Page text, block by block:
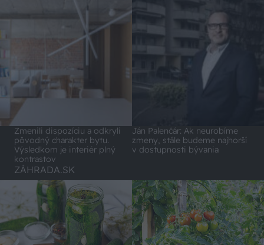
Zmenili dispozíciu a odkryli
pôvodný charakter bytu.
Výsledkom je interiér plný
kontrastov
Ján Palenčár: Ak neurobíme
zmeny, stále budeme najhorší
v dostupnosti bývania
ZÁHRADA.SK